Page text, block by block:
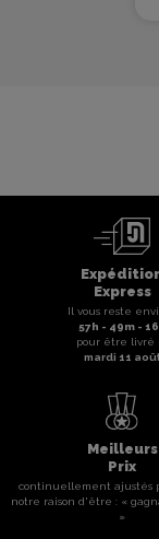
Express
Il vous reste
57h - 49m - 16
pour être livré
mardi 11
Meilleurs
Prix
continuellement ajustés
notre raison d'être : «
»